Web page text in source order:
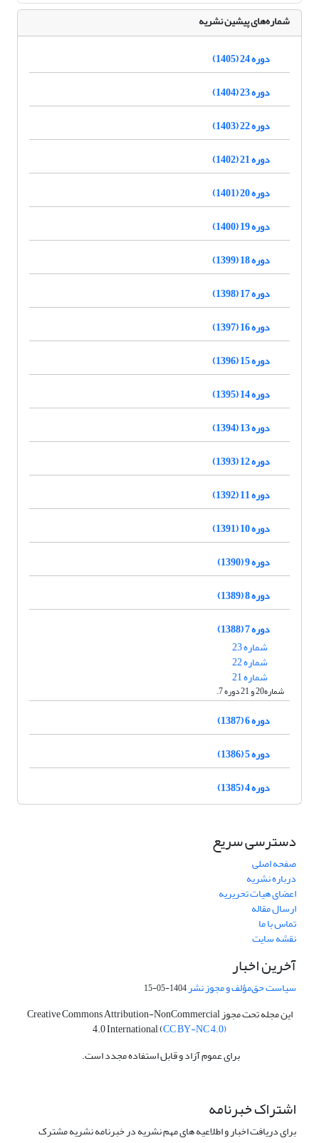
شماره‌های پیشین نشریه
دوره 24 (1405)
دوره 23 (1404)
دوره 22 (1403)
دوره 21 (1402)
دوره 20 (1401)
دوره 19 (1400)
دوره 18 (1399)
دوره 17 (1398)
دوره 16 (1397)
دوره 15 (1396)
دوره 14 (1395)
دوره 13 (1394)
دوره 12 (1393)
دوره 11 (1392)
دوره 10 (1391)
دوره 9 (1390)
دوره 8 (1389)
دوره 7 (1388)
شماره 23
شماره 22
شماره 21
شماره20 و 21 دوره 7.
دوره 6 (1387)
دوره 5 (1386)
دوره 4 (1385)
دسترسی سریع
صفحه اصلی
درباره نشریه
اعضای هیات تحریریه
ارسال مقاله
تماس با ما
نقشه سایت
آخرین اخبار
سیاست حق‌مؤلف و مجوز نشر1404-05-15
این مجله تحت مجوز Creative Commons Attribution-NonCommercial
4.0 International (CC BY-NC 4.0)
برای عموم آزاد و قابل استفاده مجدد است.
اشتراک خبرنامه
برای دریافت اخبار و اطلاعیه های مهم نشریه در خبرنامه نشریه مشترک